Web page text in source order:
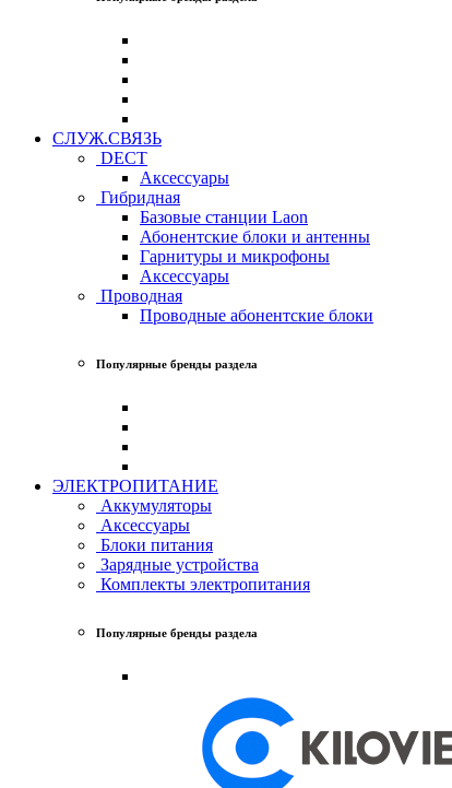
СЛУЖ.СВЯЗЬ
DECT
Аксессуары
Гибридная
Базовые станции Laon
Абонентские блоки и антенны
Гарнитуры и микрофоны
Аксессуары
Проводная
Проводные абонентские блоки
Популярные бренды раздела
ЭЛЕКТРОПИТАНИЕ
Аккумуляторы
Аксессуары
Блоки питания
Зарядные устройства
Комплекты электропитания
Популярные бренды раздела